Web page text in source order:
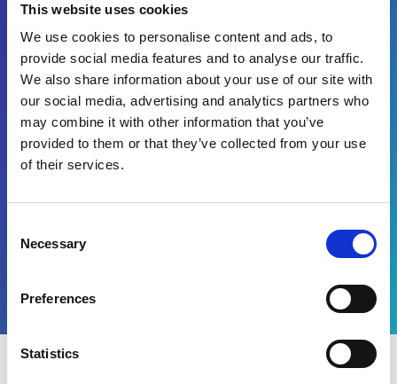
This website uses cookies
We use cookies to personalise content and ads, to
provide social media features and to analyse our traffic.
We also share information about your use of our site with
our social media, advertising and analytics partners who
may combine it with other information that you’ve
provided to them or that they’ve collected from your use
of their services.
Selection
Necessary
Preferences
Statistics
Si, desidero ricevere
comunicazioni marketing
relative a prodotti, servizi ed
eventi di Esker. Accetto e
autorizzo il trattamento dei
dati in conformità con i